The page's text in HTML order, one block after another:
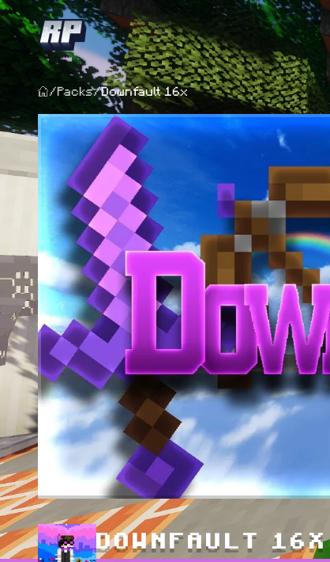
/ Packs/Downfault 16x
DOWNFAULT 16X